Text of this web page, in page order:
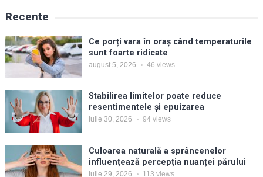
Recente
Ce porți vara în oraș când temperaturile
sunt foarte ridicate
august 5, 2026 46 views
Stabilirea limitelor poate reduce
resentimentele și epuizarea
iulie 30, 2026 94 views
Culoarea naturală a sprâncenelor
influențează percepția nuanței părului
iulie 29, 2026 113 views